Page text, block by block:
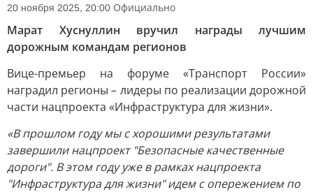
20 ноября 2025, 20:00 Официально
Марат Хуснуллин вручил награды лучшим
дорожным командам регионов
Вице-премьер на форуме «Транспорт России»
наградил регионы – лидеры по реализации дорожной
части нацпроекта «Инфраструктура для жизни».
«В прошлом году мы с хорошими результатами
завершили нацпроект "Безопасные качественные
дороги". В этом году уже в рамках нацпроекта
"Инфраструктура для жизни" идем с опережением по